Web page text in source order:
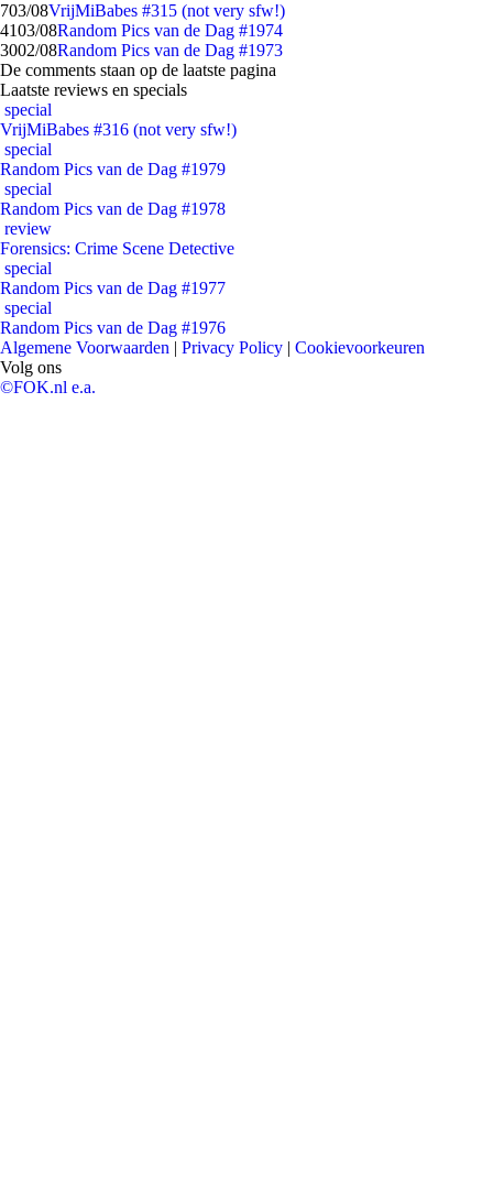
703/08VrijMiBabes #315 (not very sfw!)
4103/08Random Pics van de Dag #1974
3002/08Random Pics van de Dag #1973
De comments staan op de laatste pagina
Laatste reviews en specials
special
VrijMiBabes #316 (not very sfw!)
special
Random Pics van de Dag #1979
special
Random Pics van de Dag #1978
review
Forensics: Crime Scene Detective
special
Random Pics van de Dag #1977
special
Random Pics van de Dag #1976
Algemene Voorwaarden | Privacy Policy | Cookievoorkeuren
Volg ons
©FOK.nl e.a.